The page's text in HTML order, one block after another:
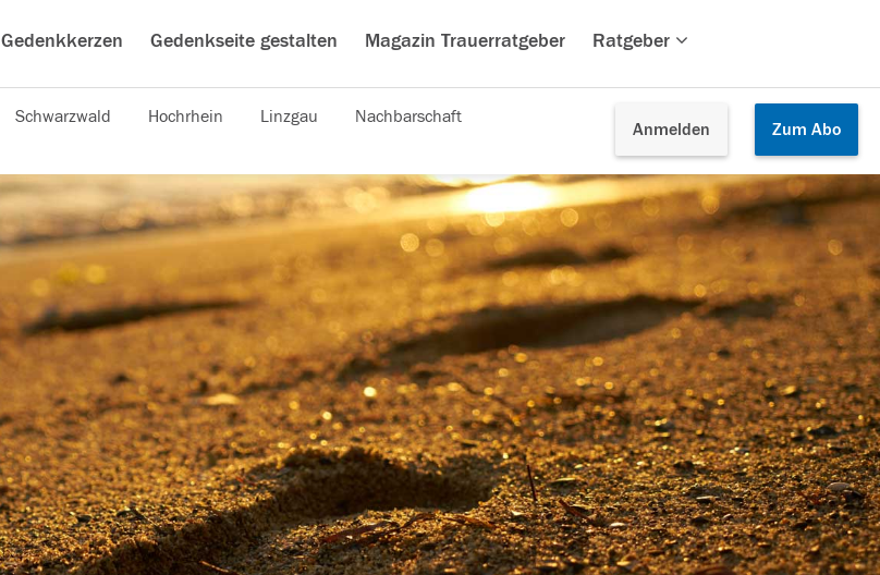
Gedenkkerzen Gedenkseite gestalten Magazin Trauerratgeber Ratgeber
Anmelden Zum Abo
Schwarzwald Hochrhein Linzgau Nachbarschaft